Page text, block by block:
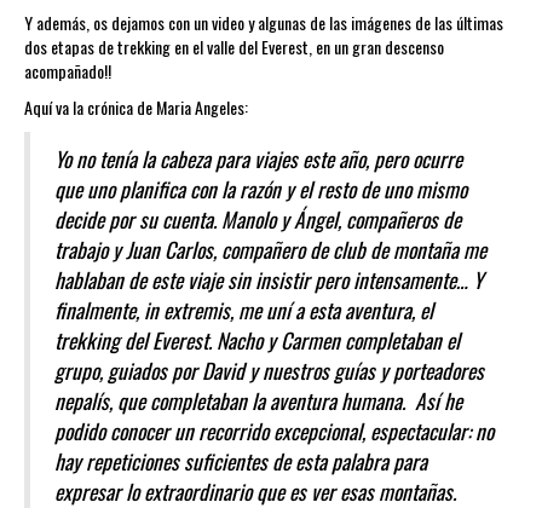
Y además, os dejamos con un video y algunas de las imágenes de las últimas
dos etapas de trekking en el valle del Everest, en un gran descenso
acompañado!!
Aquí va la crónica de Maria Angeles:
Yo no tenía la cabeza para viajes este año, pero ocurre
que uno planifica con la razón y el resto de uno mismo
decide por su cuenta. Manolo y Ángel, compañeros de
trabajo y Juan Carlos, compañero de club de montaña me
hablaban de este viaje sin insistir pero intensamente… Y
finalmente, in extremis, me uní a esta aventura, el
trekking del Everest. Nacho y Carmen completaban el
grupo, guiados por David y nuestros guías y porteadores
nepalís, que completaban la aventura humana. Así he
podido conocer un recorrido excepcional, espectacular: no
hay repeticiones suficientes de esta palabra para
expresar lo extraordinario que es ver esas montañas.